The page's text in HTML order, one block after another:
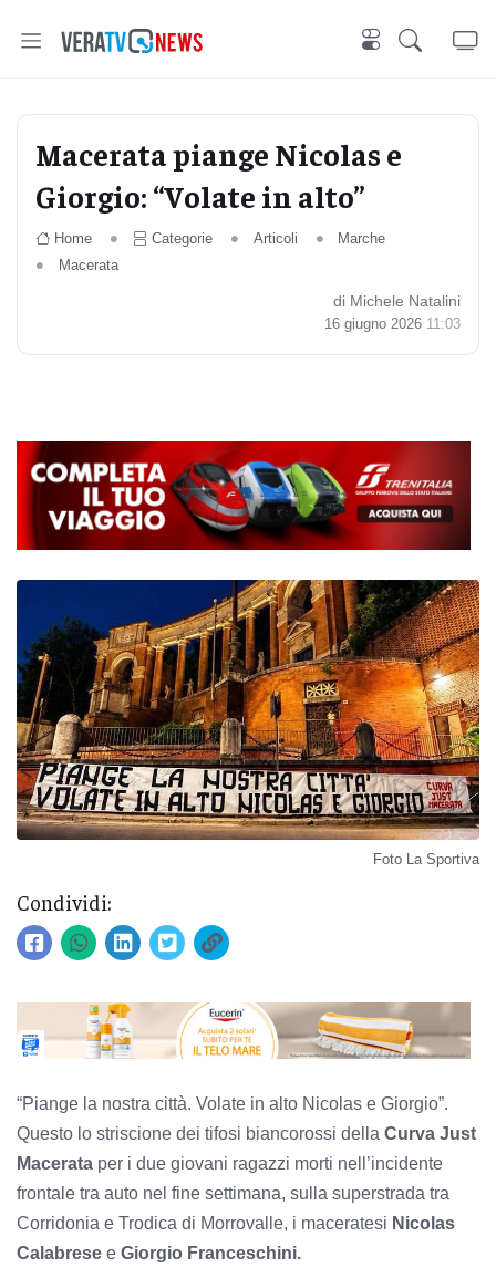
Macerata piange Nicolas e
Giorgio: “Volate in alto”
Home Categorie Articoli
Marche
Macerata
di Michele Natalini
16 giugno 2026 11:03
Foto La Sportiva
Condividi:
“Piange la nostra città. Volate in alto Nicolas e Giorgio”.
Questo lo striscione dei tifosi biancorossi della Curva Just
Macerata per i due giovani ragazzi morti nell’incidente
frontale tra auto nel fine settimana, sulla superstrada tra
Corridonia e Trodica di Morrovalle, i maceratesi Nicolas
Calabrese e Giorgio Franceschini.